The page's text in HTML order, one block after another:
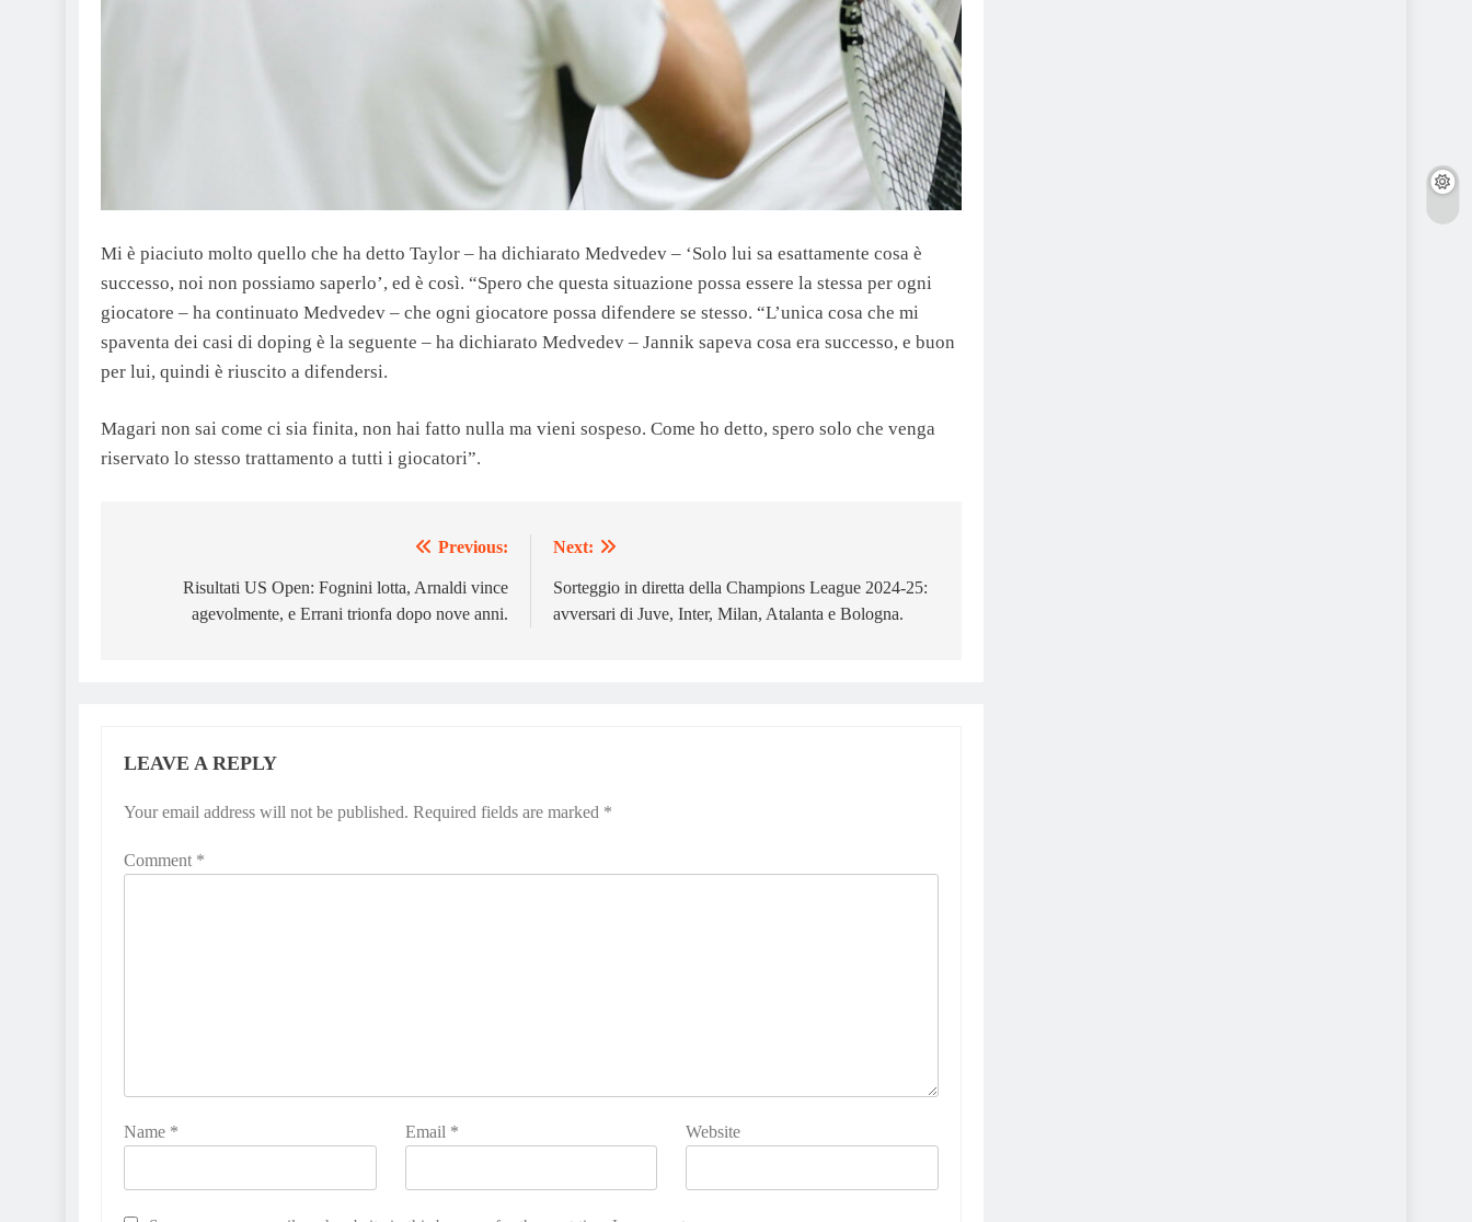
Mi è piaciuto molto quello che ha detto Taylor – ha dichiarato Medvedev – ‘Solo lui sa esattamente cosa è
successo, noi non possiamo saperlo’, ed è così. “Spero che questa situazione possa essere la stessa per ogni
giocatore – ha continuato Medvedev – che ogni giocatore possa difendere se stesso. “L’unica cosa che mi
spaventa dei casi di doping è la seguente – ha dichiarato Medvedev – Jannik sapeva cosa era successo, e buon
per lui, quindi è riuscito a difendersi.
Magari non sai come ci sia finita, non hai fatto nulla ma vieni sospeso. Come ho detto, spero solo che venga
riservato lo stesso trattamento a tutti i giocatori”.
navigation
Previous:
Risultati US Open: Fognini lotta, Arnaldi vince
agevolmente, e Errani trionfa dopo nove anni.
Next:
Sorteggio in diretta della Champions League 2024-25:
avversari di Juve, Inter, Milan, Atalanta e Bologna.
LEAVE A REPLY
Your email address will not be published. Required fields are marked *
Comment *
Name * Email * Website